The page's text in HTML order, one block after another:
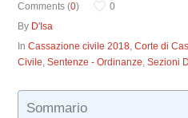
Comments (0)
0
By D'Isa
InCassazione civile 2018,Corte di
Civile,Sentenze - Ordinanze,Sezioni
Sommario